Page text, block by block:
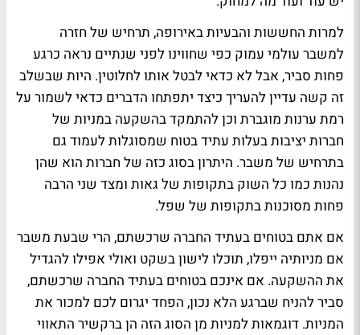
למרות החששות והבעיות באירופה, תרחיש של חזרה
למשבר עולמי עמוק כפי שחווינו לפני שנתיים נראה כרגע
פחות סביר, אבל לא כדאי לבטל אותו לחלוטין. היות שבשלב
זה קשה עדיין להעריך כיצד יתפתחו הדברים כדאי לשמור על
רמת ערנות מוגברת וכן להתמקד בהשקעה במניות של
חברות יציבות בעלות עתיד בטוח שמסוגלות לעמוד גם
בתרחיש של משבר. היתרון בסוג כזה של חברות הוא שהן
נהנות כמו כל השוק בתקופות של גאות ומצד שני הרבה
פחות מסוכנות בתקופות של שפל.
אם אתם בטוחים בעתיד החברה שרכשתם, הרי שבעת משבר
אם מניותיה ייפלו, תוכלו לישון בשקט ואולי אפילו להגדיל
את ההשקעה. אם אינכם בטוחים בעתיד החברה שרכשתם,
סביר להניח שברגע הלא נכון, הפחד יגרום לכם למכור את
המניות. דוגמאות למניות מן הסוג הזה הן ברקשיר התאווי